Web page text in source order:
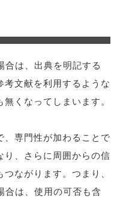
は、出典を明記する
文献を利用するような
くなってしまいます。
、専門性が加わることで
り、さらに周囲からの信
ながります。つまり、
合は、使用の可否も含